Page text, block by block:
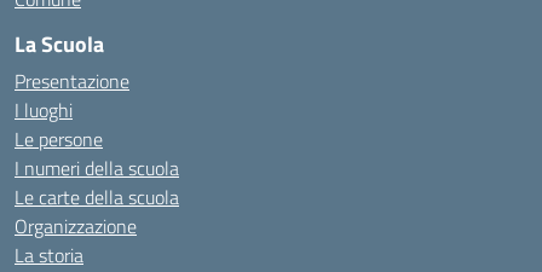
La Scuola
Presentazione
I luoghi
Le persone
I numeri della scuola
Le carte della scuola
Organizzazione
La storia